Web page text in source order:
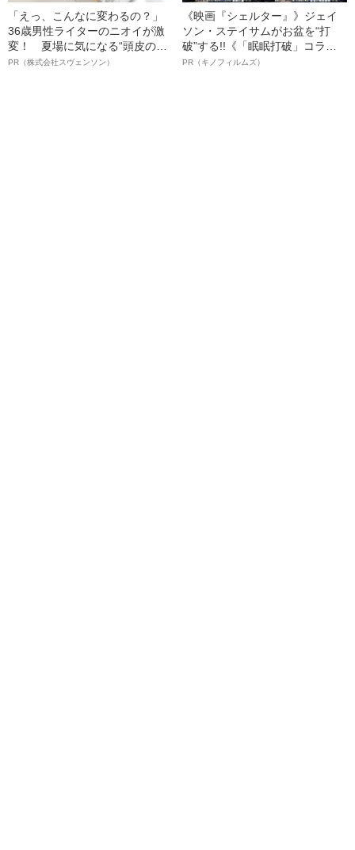
「えっ、こんなに変わるの？」
36歳男性ライターのニオイが激
変！ 夏場に気になる“頭皮のニ
オイ”や“ベタつき”を解消す
PR（株式会社スヴェンソン）
《映画『シェルター』》ジェイ
ソン・ステイサムがお盆を“打
破”する!!《「眠眠打破」コラ
ボ》
PR（キノフィルムズ）